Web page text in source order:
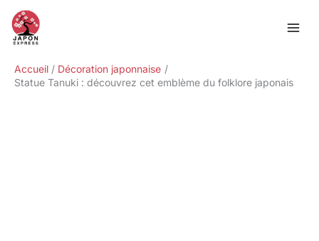
contenu
Accueil
Décoration japonnaise
Statue Tanuki : découvrez cet emblème du folklore japonais
Rechercher